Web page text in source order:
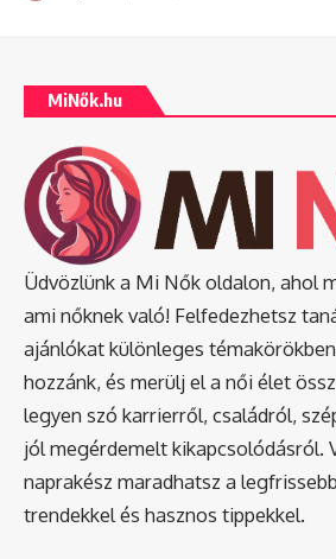
MiNők.hu
Üdvözlünk a Mi Nők oldalon, ahol
ami nőknek való! Felfedezhetsz
ajánlókat különleges
hozzánk, és merülj el a női élet
legyen szó karrierről, családról,
jól megérdemelt kikapcsolódásról.
naprakész maradhatsz a
trendekkel és hasznos tippekkel.